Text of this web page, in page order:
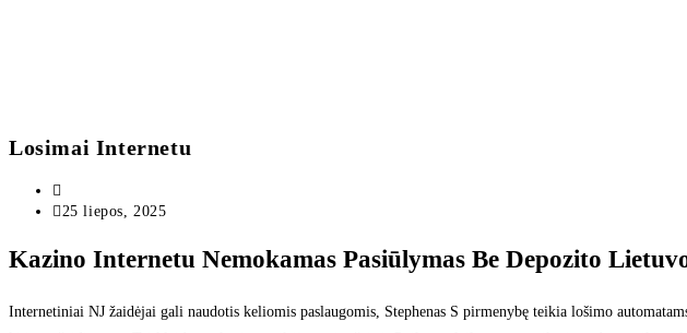
Losimai Internetu
25 liepos, 2025
Kazino Internetu Nemokamas Pasiūlymas Be Depozito
Internetiniai NJ žaidėjai gali naudotis keliomis paslaugomis, Stephenas S pirmenybę teikia lošimo